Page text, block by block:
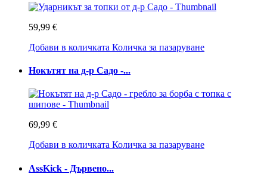
59,99 €
Добави в количката Количка за пазаруване
Нокътят на д-р Садо -...
69,99 €
Добави в количката Количка за пазаруване
AssKick - Дървено...